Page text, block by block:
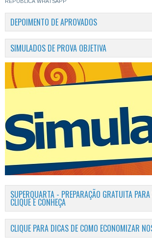
DEPOIMENTO DE APROVADOS
SIMULADOS DE PROVA OBJETIVA
SUPERQUARTA - PREPARAÇÃO GRATUITA
CLIQUE E CONHEÇA
CLIQUE PARA DICAS DE COMO ECONOMIZAR